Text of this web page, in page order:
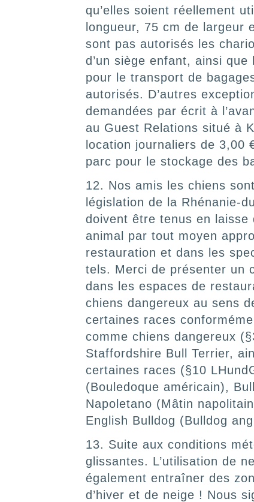
qu’elles soient réellement
longueur, 75 cm de largeur
sont pas autorisés les
d’un siège enfant, ainsi
pour le transport de
autorisés. D’autres
demandées par écrit à
au Guest Relations situé à
location journaliers de 3,00
parc pour le stockage des
12. Nos amis les chiens
législation de la Rhénanie-
doivent être tenus en laisse
animal par tout moyen
restauration et dans les
tels. Merci de présenter un
dans les espaces de
chiens dangereux au sens
certaines races
comme chiens dangereux
Staffordshire Bull Terrier,
certaines races (§10
(Bouledoque américain),
Napoletano (Mâtin
English Bulldog (Bulldog
13. Suite aux conditions
glissantes. L’utilisation de
également entraîner des
d’hiver et de neige ! Nous